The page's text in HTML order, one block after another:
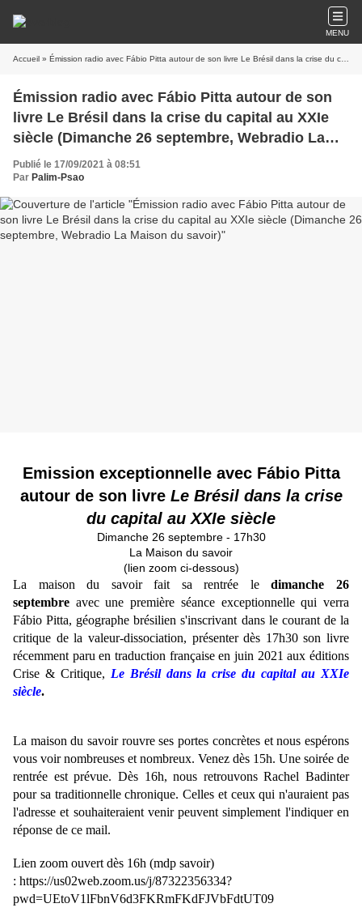
MENU
Accueil » Émission radio avec Fábio Pitta autour de son livre Le Brésil dans la crise du capital au XXIe siècle (Dimanche 26 septembre, Webradio La Maison du savoir)
Émission radio avec Fábio Pitta autour de son
livre Le Brésil dans la crise du capital au XXIe
siècle (Dimanche 26 septembre, Webradio La
Maison du savoir)
Publié le 17/09/2021 à 08:51
Par Palim-Psao
Emission exceptionnelle avec Fábio Pitta
autour de son livre Le Brésil dans la crise
du capital au XXIe siècle
Dimanche 26 septembre - 17h30
La Maison du savoir
(lien zoom ci-dessous)
La maison du savoir fait sa rentrée ledimanche 26
septembre avec une première séance exceptionnelle qui verra
Fábio Pitta, géographe brésilien s'inscrivant dans le courant de la
critique de la valeur-dissociation, présenter dès 17h30 son livre
récemment paru en traduction française en juin 2021 aux éditions
Crise & Critique, Le Brésil dans la crise du capital au XXIe
siècle.
La maison du savoir rouvre ses portes concrètes et nous espérons
vous voir nombreuses et nombreux. Venez dès 15h. Une soirée de
rentrée est prévue. Dès 16h, nous retrouvons Rachel Badinter
pour sa traditionnelle chronique.Celles et ceux qui n'auraient pas
l'adresse et souhaiteraient venir peuvent simplement l'indiquer en
réponse de ce mail.
Lien zoom ouvert dès 16h (mdp savoir)
: https://us02web.zoom.us/j/87322356334?
pwd=UEtoV1lFbnV6d3FKRmFKdFJVbFdtUT09